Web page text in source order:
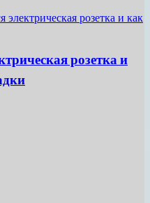
розетка и